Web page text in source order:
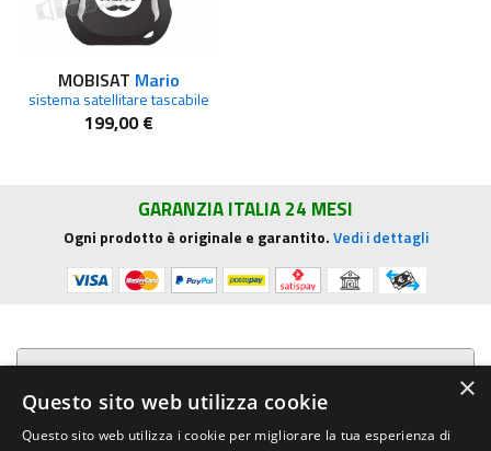
MOBISAT Mario
sistema satellitare tascabile
199,00 €
GARANZIA ITALIA 24 MESI
Ogni prodotto è originale e garantito.Vedi i dettagli
Presentazione aziendale
Acquista su R.G. Sound
×
Questo sito web utilizza cookie
Questo sito web utilizza i cookie per migliorare la tua esperienza di